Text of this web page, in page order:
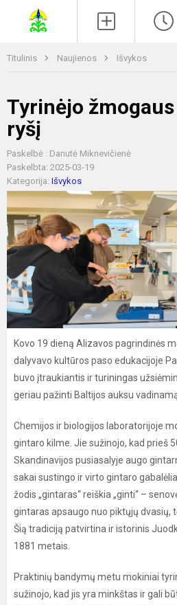
Titulinis Naujienos Išvykos
Tyrinėjo
ryšį
Paskelbė : Danutė Miknevičienė
Paskelbta: 2025-03-19
Kategorija: Išvykos
Kovo 19 dieną Alizavos pagrindinės
dalyvavo kultūros paso edukacijoje
buvo įtraukiantis ir turiningas
geriau pažinti Baltijos auksu
Chemijos ir biologijos laboratorijoje
gintaro kilme. Jie sužinojo, kad prieš
Skandinavijos pusiasalyje augo
sakai sustingo ir virto gintaro
žodis „gintaras“ reiškia „ginti“ –
gintaras apsaugo nuo piktųjų dvasių,
Šią tradiciją patvirtina ir istorinis
1881 metais.
Praktinių bandymų metu mokiniai
sužinojo, kad jis yra minkštas ir gali